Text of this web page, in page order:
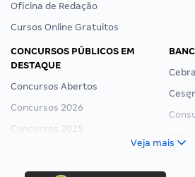
Oficina de Redação
Cursos Online Gratuitos
CONCURSOS PÚBLICOS EM
DESTAQUE
Concursos Abertos
Concursos 2026
Concursos 2025
Concurso Ibama
Veja mais